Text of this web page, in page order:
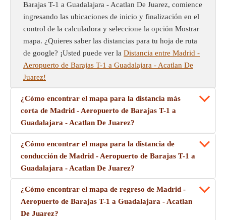
Barajas T-1 a Guadalajara - Acatlan De Juarez, comience
ingresando las ubicaciones de inicio y finalización en el
control de la calculadora y seleccione la opción Mostrar
mapa. ¿Quieres saber las distancias para tu hoja de ruta
de google? ¡Usted puede ver la Distancia entre Madrid -
Aeropuerto de Barajas T-1 a Guadalajara - Acatlan De
Juarez!
¿Cómo encontrar el mapa para la distancia más
corta de Madrid - Aeropuerto de Barajas T-1 a
Guadalajara - Acatlan De Juarez?
¿Cómo encontrar el mapa para la distancia de
conducción de Madrid - Aeropuerto de Barajas T-1 a
Guadalajara - Acatlan De Juarez?
¿Cómo encontrar el mapa de regreso de Madrid -
Aeropuerto de Barajas T-1 a Guadalajara - Acatlan
De Juarez?